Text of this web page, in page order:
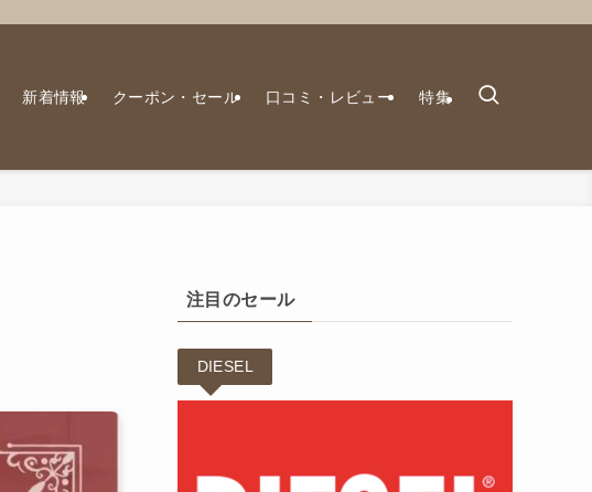
新着情報 クーポン・セール 口コミ・レビュー 特集
注目のセール
DIESEL